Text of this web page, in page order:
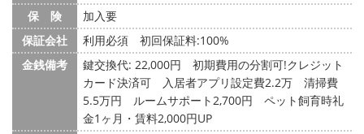
保 険
加入要
保証会社
利用必須 初回保証料:100%
金銭備考
鍵交換代: 22,000円
初期費用の分割可!クレジット
カード決済可 入居者アプリ設定費2.2万 清掃費
5.5万円 ルームサポート2,700円 ペット飼育時礼
金1ヶ月・賃料2,000円UP